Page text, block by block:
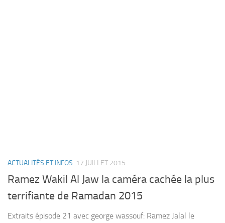
ACTUALITÉS ET INFOS 17 JUILLET 2015
Ramez Wakil Al Jaw la caméra cachée la plus
terrifiante de Ramadan 2015
Extraits épisode 21 avec george wassouf: Ramez Jalal le